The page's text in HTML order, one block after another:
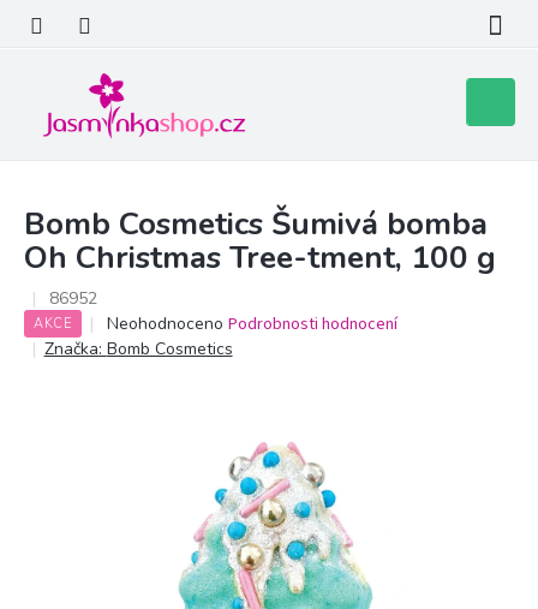
obsah
košík
Bomb Cosmetics Šumivá bomba
Oh Christmas Tree-tment, 100 g
86952
AKCE
Průměrné
hodnocení
Neohodnoceno Podrobnosti hodnocení
Značka: Bomb Cosmetics